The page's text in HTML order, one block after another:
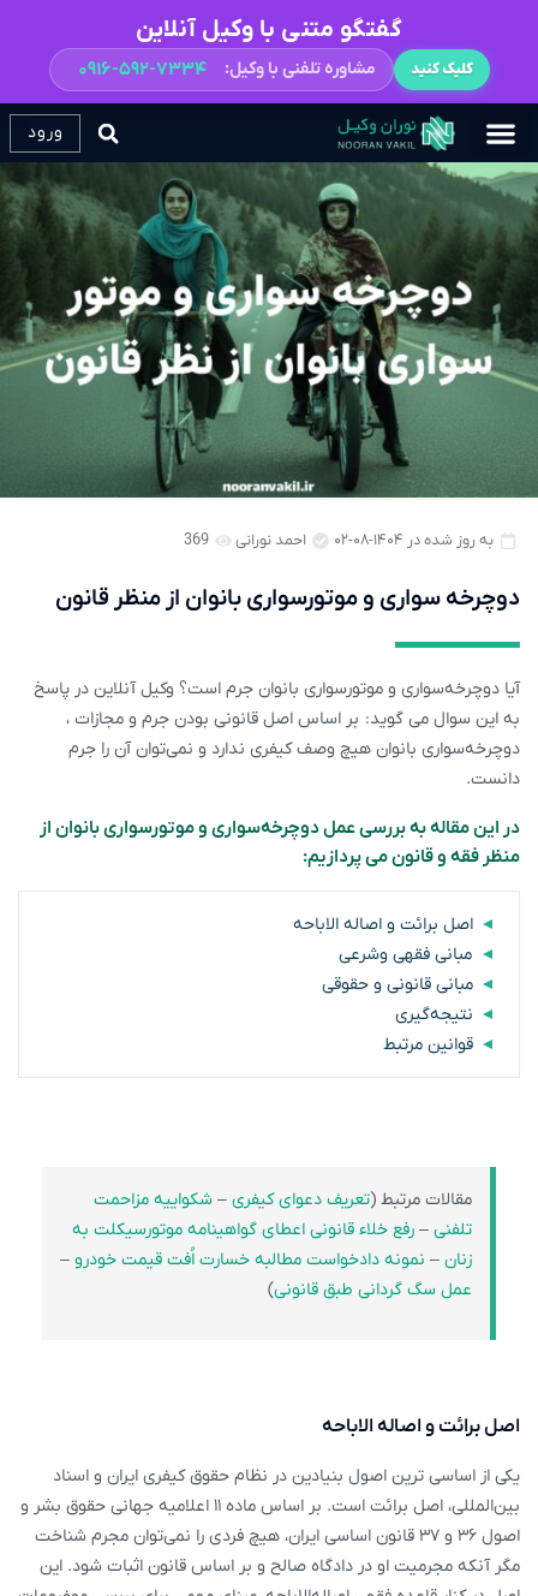
گفتگو متنی با وکیل آنلاین
کلیک کنید مشاوره تلفنی با وکیل: ۰۹۱۶-۵۹۲-۷۳۳۴
ورود
به روز شده در ۱۴۰۴-۰۸-۰۲ احمد نورانی 369
دوچرخه‌ سواری و موتورسواری بانوان از منظر قانون
آیا دوچرخه‌سواری و موتورسواری بانوان جرم است؟ وکیل آنلاین در پاسخ
به این سوال می گوید: بر اساس اصل قانونی بودن جرم و مجازات ،
دوچرخه‌سواری بانوان هیچ وصف کیفری ندارد و نمی‌توان آن را جرم
دانست.
در این مقاله به بررسی عمل دوچرخه‌سواری و موتورسواری بانوان از
منظر فقه و قانون می پردازیم:
اصل برائت و اصاله الاباحه
مبانی فقهی وشرعی
مبانی قانونی و حقوقی
نتیجه‌گیری
قوانین مرتبط
مقالات مرتبط (تعریف دعوای کیفری – شکواییه مزاحمت
تلفنی – رفع خلاء قانونی اعطای گواهینامه موتورسیکلت به
زنان – نمونه دادخواست مطالبه خسارت اُفت قیمت خودرو –
عمل سگ گردانی طبق قانونی)
اصل برائت و اصاله الاباحه
یکی از اساسی ترین اصول بنیادین در نظام حقوق کیفری ایران و اسناد
بین‌المللی، اصل برائت است. بر اساس ماده ۱۱ اعلامیه جهانی حقوق بشر و
اصول ۳۶ و ۳۷ قانون اساسی ایران، هیچ فردی را نمی‌توان مجرم شناخت
مگر آنکه مجرمیت او در دادگاه صالح و بر اساس قانون اثبات شود. این